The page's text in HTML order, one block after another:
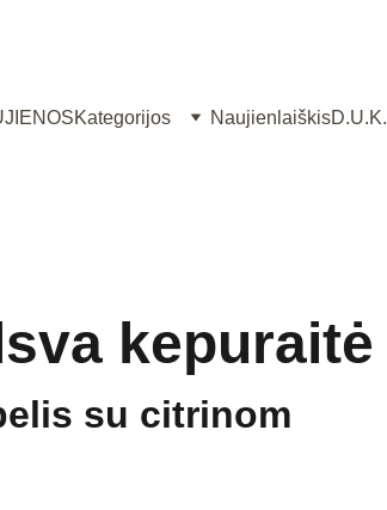
Kategorijos NaujienlaiškisD.U.K.
kepuraitė
su citrinom